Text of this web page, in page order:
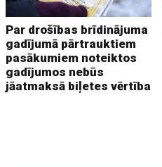
Par drošības brīdinājuma
gadījumā pārtrauktiem
pasākumiem noteiktos
gadījumos nebūs
jāatmaksā biļetes vērtība